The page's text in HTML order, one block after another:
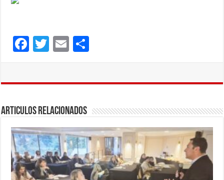
F
o
o
k
T
E
ar
ti
r
Articulos Relacionados